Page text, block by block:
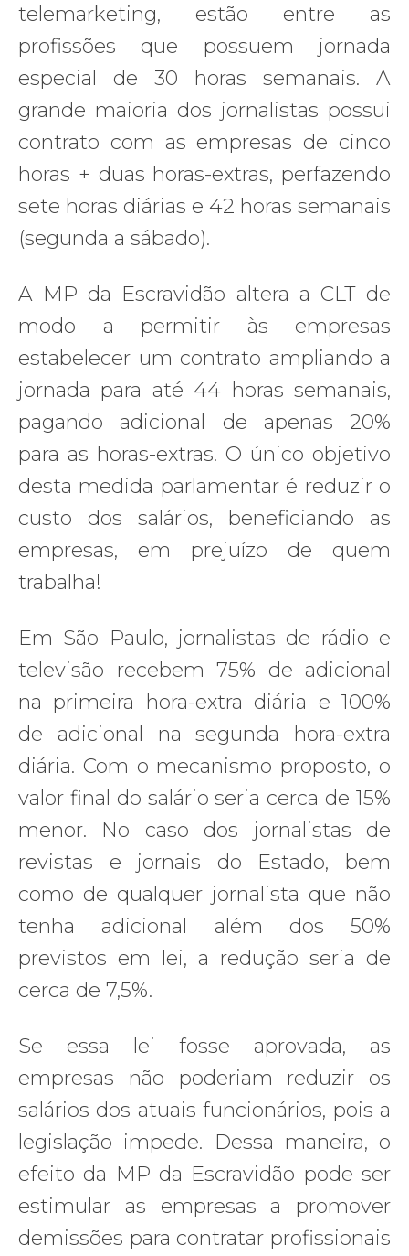
telemarketing, estão entre as
profissões que possuem jornada
especial de 30 horas semanais. A
grande maioria dos jornalistas possui
contrato com as empresas de cinco
horas + duas horas-extras, perfazendo
sete horas diárias e 42 horas semanais
(segunda a sábado).
A MP da Escravidão altera a CLT de
modo a permitir às empresas
estabelecer um contrato ampliando a
jornada para até 44 horas semanais,
pagando adicional de apenas 20%
para as horas-extras. O único objetivo
desta medida parlamentar é reduzir o
custo dos salários, beneficiando as
empresas, em prejuízo de quem
trabalha!
Em São Paulo, jornalistas de rádio e
televisão recebem 75% de adicional
na primeira hora-extra diária e 100%
de adicional na segunda hora-extra
diária. Com o mecanismo proposto, o
valor final do salário seria cerca de 15%
menor. No caso dos jornalistas de
revistas e jornais do Estado, bem
como de qualquer jornalista que não
tenha adicional além dos 50%
previstos em lei, a redução seria de
cerca de 7,5%.
Se essa lei fosse aprovada, as
empresas não poderiam reduzir os
salários dos atuais funcionários, pois a
legislação impede. Dessa maneira, o
efeito da MP da Escravidão pode ser
estimular as empresas a promover
demissões para contratar profissionais